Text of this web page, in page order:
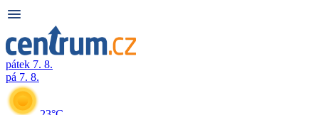
pátek 7. 8.
pá 7. 8.